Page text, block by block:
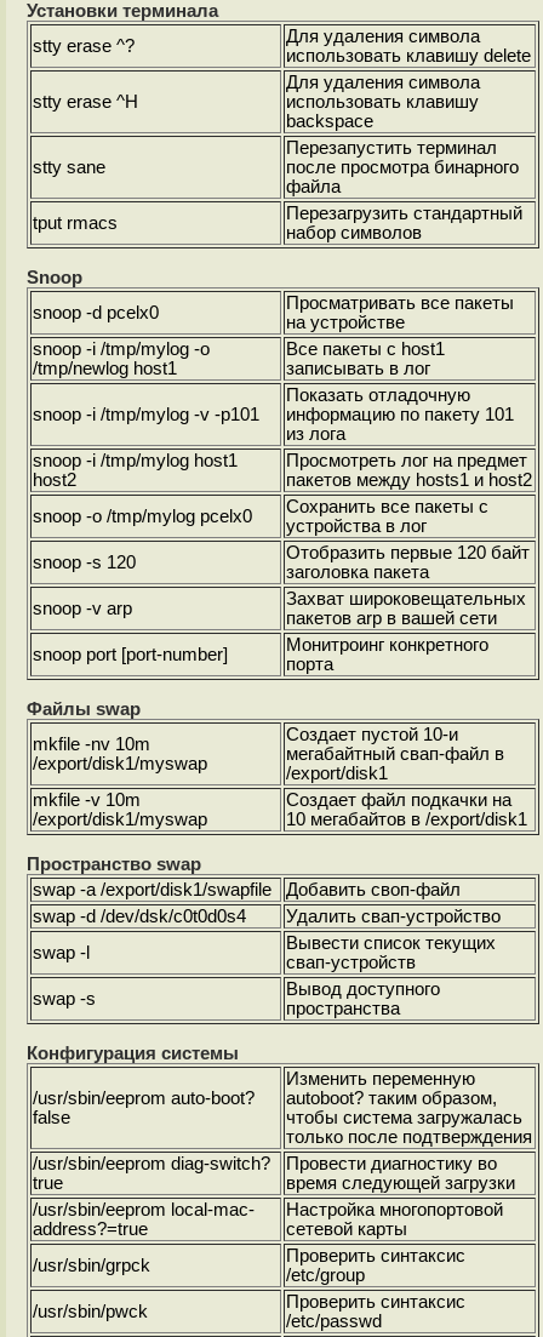
Установки терминала
stty erase ^?
Для удаления символа
использовать клавишу delete
stty erase ^H
Для удаления символа
использовать клавишу
backspace
stty sane
Перезапустить терминал
после просмотра бинарного
файла
tput rmacs
Перезагрузить стандартный
набор символов
Snoop
snoop -d pcelx0
Просматривать все пакеты
на устройстве
snoop -i /tmp/mylog -o
/tmp/newlog host1
Все пакеты с host1
записывать в лог
snoop -i /tmp/mylog -v -p101
Показать отладочную
информацию по пакету 101
из лога
snoop -i /tmp/mylog host1
host2
Просмотреть лог на предмет
пакетов между hosts1 и host2
snoop -o /tmp/mylog pcelx0
Сохранить все пакеты с
устройства в лог
snoop -s 120
Отобразить первые 120 байт
заголовка пакета
snoop -v arp
Захват широковещательных
пакетов arp в вашей сети
snoop port [port-number]
Монитроинг конкретного
порта
Файлы swap
mkfile -nv 10m
/export/disk1/myswap
Создает пустой 10-и
мегабайтный свап-файл в
/export/disk1
mkfile -v 10m
/export/disk1/myswap
Создает файл подкачки на
10 мегабайтов в /export/disk1
Пространство swap
swap -a /export/disk1/swapfile
Добавить своп-файл
swap -d /dev/dsk/c0t0d0s4
Удалить свап-устройство
swap -l
Вывести список текущих
свап-устройств
swap -s
Вывод доступного
пространства
Конфигурация системы
/usr/sbin/eeprom auto-boot?
false
Изменить переменную
autoboot? таким образом,
чтобы система загружалась
только после подтверждения
/usr/sbin/eeprom diag-switch?
true
Провести диагностику во
время следующей загрузки
/usr/sbin/eeprom local-mac-
address?=true
Настройка многопортовой
сетевой карты
/usr/sbin/grpck
Проверить синтаксис
/etc/group
/usr/sbin/pwck
Проверить синтаксис
/etc/passwd